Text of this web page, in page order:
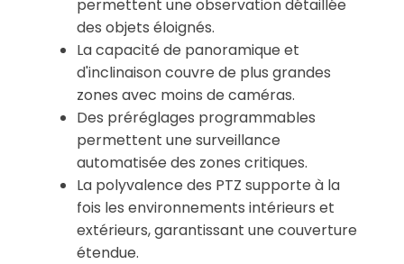
permettent une observation détaillée
des objets éloignés.
La capacité de panoramique et
d'inclinaison couvre de plus grandes
zones avec moins de caméras.
Des préréglages programmables
permettent une surveillance
automatisée des zones critiques.
La polyvalence des PTZ supporte à la
fois les environnements intérieurs et
extérieurs, garantissant une couverture
étendue.